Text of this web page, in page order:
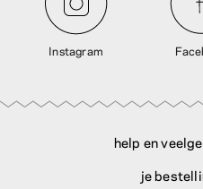
Instagram
help en
je